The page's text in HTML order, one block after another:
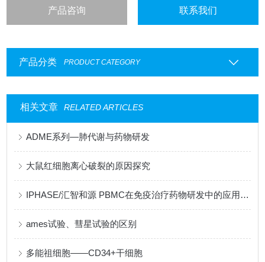
产品咨询 联系我们
产品分类 PRODUCT CATEGORY
相关文章 RELATED ARTICLES
ADME系列—肺代谢与药物研发
大鼠红细胞离心破裂的原因探究
IPHASE/汇智和源 PBMC在免疫治疗药物研发中的应用热点问题解答
ames试验、彗星试验的区别
多能祖细胞——CD34+干细胞